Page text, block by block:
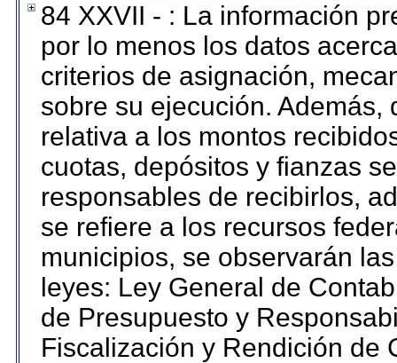
84 XXVII - : La información
por lo menos los datos
criterios de asignación,
sobre su ejecución.
relativa a los montos
cuotas, depósitos y fianzas
responsables de recibirlos,
se refiere a los recursos
municipios, se observarán
leyes: Ley General de
de Presupuesto y
Fiscalización y Rendición de